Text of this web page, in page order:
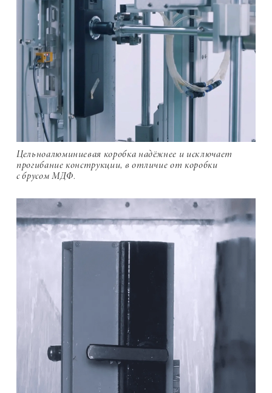
Цельноалюминиевая коробка надёжнее и исключает
прогибание конструкции, в отличие от коробки
с брусом МДФ.